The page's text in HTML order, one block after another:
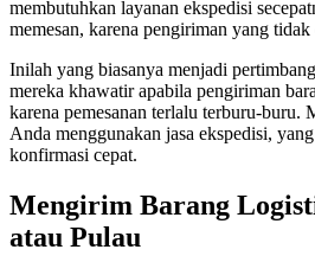
membutuhkan layanan ekspedisi
memesan, karena pengiriman yang
Inilah yang biasanya menjadi
mereka khawatir apabila pengiriman
karena pemesanan terlalu terburu-buru.
Anda menggunakan jasa ekspedisi,
konfirmasi cepat.
Mengirim Barang
atau Pulau